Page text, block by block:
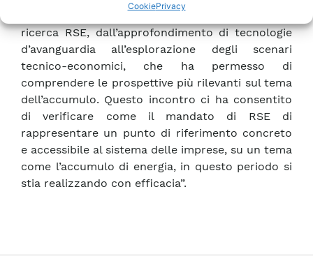
CookiePrivacy
ricerca RSE, dall’approfondimento di tecnologie
d’avanguardia all’esplorazione degli scenari
tecnico-economici, che ha permesso di
comprendere le prospettive più rilevanti sul tema
dell’accumulo. Questo incontro ci ha consentito
di verificare come il mandato di RSE di
rappresentare un punto di riferimento concreto
e accessibile al sistema delle imprese, su un tema
come l’accumulo di energia, in questo periodo si
stia realizzando con efficacia”.